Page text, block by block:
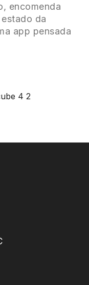
encomenda
da
app pensada